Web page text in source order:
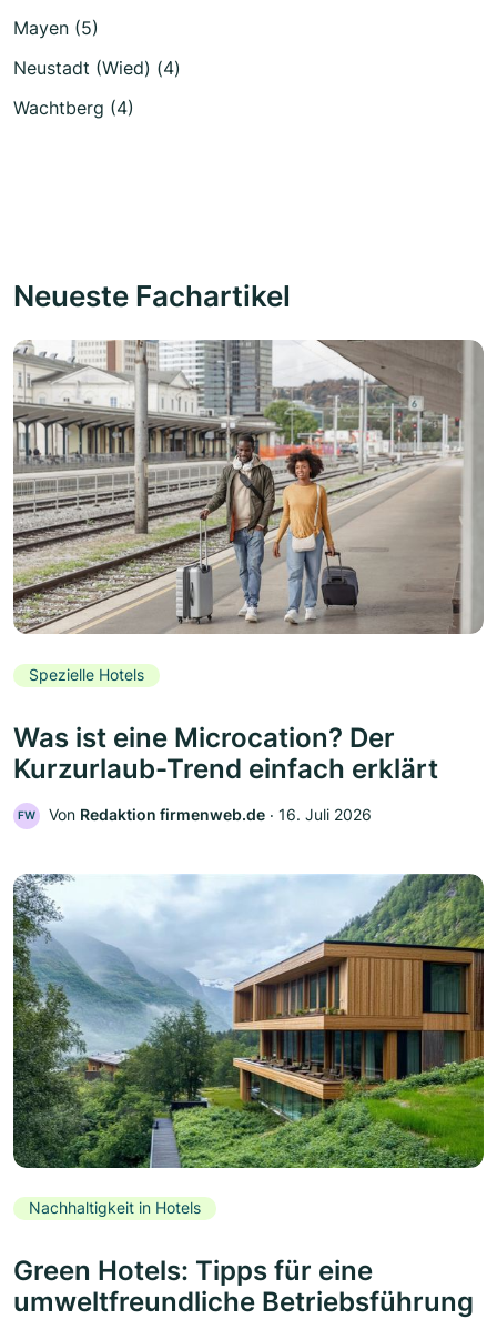
Mayen (5)
Neustadt (Wied) (4)
Wachtberg (4)
Neueste Fachartikel
Spezielle Hotels
Was ist eine Microcation? Der
Kurzurlaub-Trend einfach erklärt
FW Von Redaktion firmenweb.de ‧ 16. Juli 2026
Nachhaltigkeit in Hotels
Green Hotels: Tipps für eine
umweltfreundliche Betriebsführung